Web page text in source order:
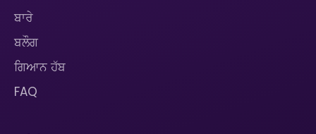
ਬਾਰੇ
ਬਲੌਗ
ਗਿਆਨ ਹੱਬ
FAQ